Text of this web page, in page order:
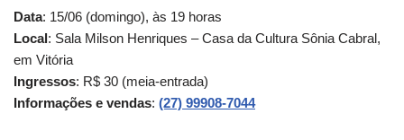
Data: 15/06 (domingo), às 19 horas
Local: Sala Milson Henriques – Casa da Cultura Sônia Cabral,
em Vitória
Ingressos: R$ 30 (meia-entrada)
Informações e vendas: (27) 99908-7044